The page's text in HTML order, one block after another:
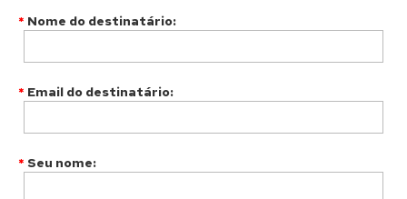
* Nome do destinatário:
* Email do destinatário:
* Seu nome: